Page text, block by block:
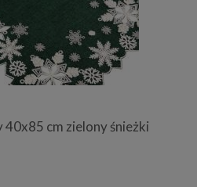
40x85 cm zielony śnieżki